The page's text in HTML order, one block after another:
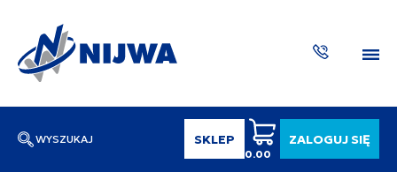
WYSZUKAJ SKLEP
0.00
ZALOGUJ SIĘ
Wpisz numer katalogowy lub nazwę
SZUKAJ